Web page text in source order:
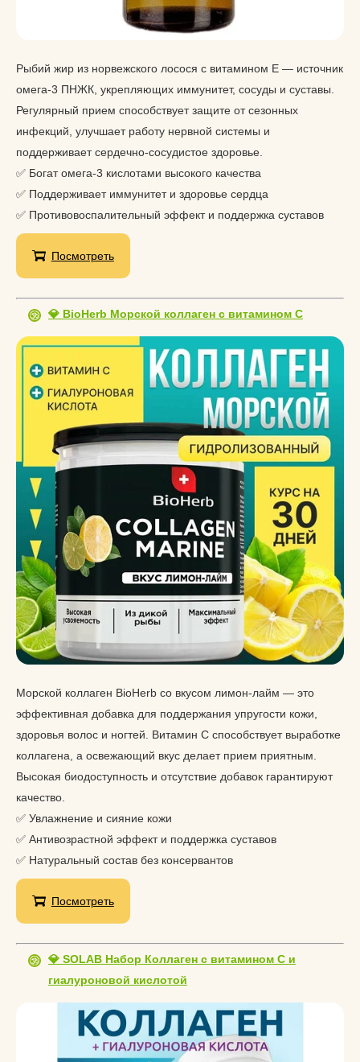
Рыбий жир из норвежского лосося с витамином Е — источник
омега-3 ПНЖК, укрепляющих иммунитет, сосуды и суставы.
Регулярный прием способствует защите от сезонных
инфекций, улучшает работу нервной системы и
поддерживает сердечно-сосудистое здоровье.
✅ Богат омега-3 кислотами высокого качества
✅ Поддерживает иммунитет и здоровье сердца
✅ Противовоспалительный эффект и поддержка суставов
Посмотреть
💎 BioHerb Морской коллаген с витамином С
Морской коллаген BioHerb со вкусом лимон-лайм — это
эффективная добавка для поддержания упругости кожи,
здоровья волос и ногтей. Витамин С способствует выработке
коллагена, а освежающий вкус делает прием приятным.
Высокая биодоступность и отсутствие добавок гарантируют
качество.
✅ Увлажнение и сияние кожи
✅ Антивозрастной эффект и поддержка суставов
✅ Натуральный состав без консервантов
Посмотреть
💎 SOLAB Набор Коллаген с витамином С и
гиалуроновой кислотой